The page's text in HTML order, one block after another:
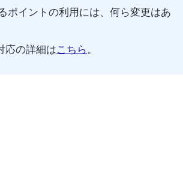
ポイントの利用には、何ら変更はあ
応の詳細はこちら。